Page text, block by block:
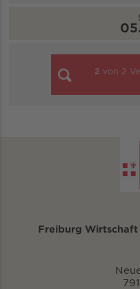
2 von 2
Freiburg Wirtschaft